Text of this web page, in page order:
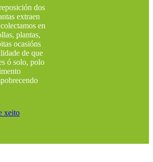
dos
extraen
en
plantas,
ocasións
de que
ó solo, polo